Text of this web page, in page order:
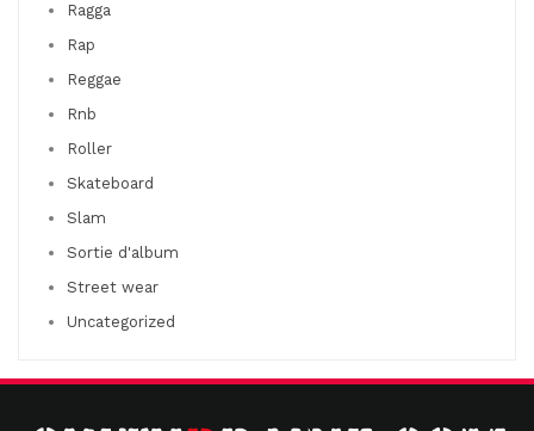
Ragga
Rap
Reggae
Rnb
Roller
Skateboard
Slam
Sortie d'album
Street wear
Uncategorized